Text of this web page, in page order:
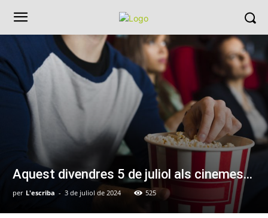
Aquest divendres 5 de juliol als cinemes…
per L'escriba - 3 de juliol de 2024 525